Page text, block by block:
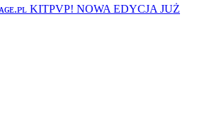
KITPVP! NOWA EDYCJA JUŻ